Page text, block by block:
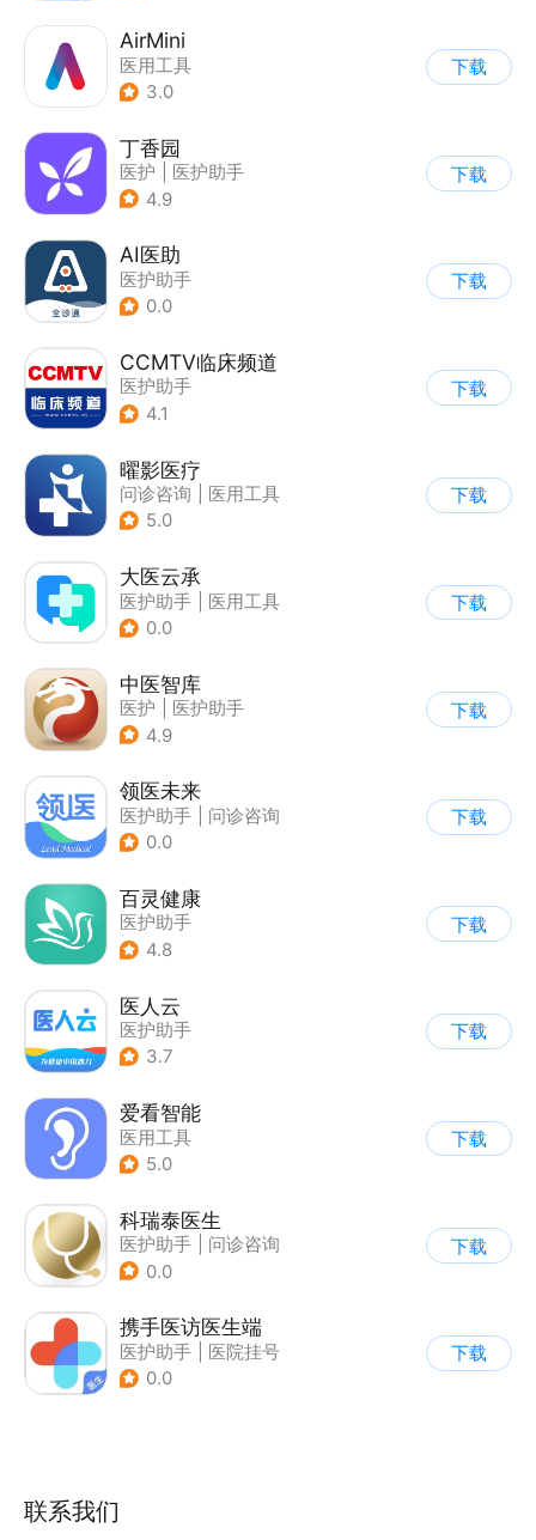
AirMini
医用工具
3.0
下载
丁香园
医护
医护助手
4.9
下载
AI医助
医护助手
0.0
下载
CCMTV临床频道
医护助手
4.1
下载
曜影医疗
问诊咨询
医用工具
| 医护助手
5.0
下载
大医云承
医护助手
医用工具
0.0
下载
中医智库
医护
医护助手
4.9
下载
领医未来
医护助手
问诊咨询
0.0
下载
百灵健康
医护助手
4.8
下载
医人云
医护助手
3.7
下载
爱看智能
医用工具
5.0
下载
科瑞泰医生
医护助手
问诊咨询
0.0
下载
携手医访医生端
医护助手
医院挂号
| 问诊咨询
0.0
下载
联系我们